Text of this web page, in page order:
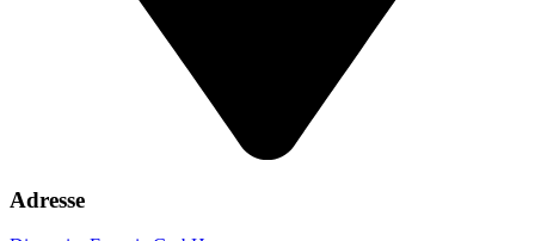
Adresse